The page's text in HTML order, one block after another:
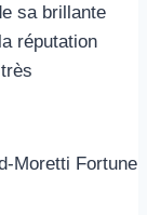
sa brillante
réputation